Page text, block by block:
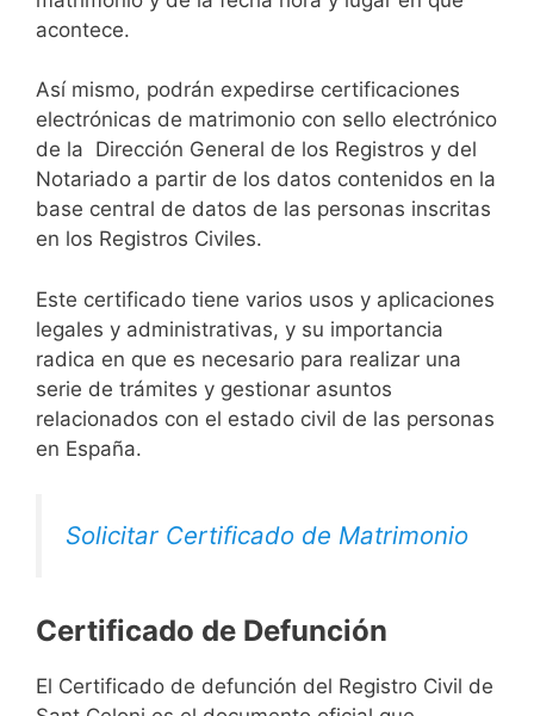
acontece.
Así mismo, podrán expedirse certificaciones
electrónicas de matrimonio con sello electrónico
de la Dirección General de los Registros y del
Notariado a partir de los datos contenidos en la
base central de datos de las personas inscritas
en los Registros Civiles.
Este certificado tiene varios usos y aplicaciones
legales y administrativas, y su importancia
radica en que es necesario para realizar una
serie de trámites y gestionar asuntos
relacionados con el estado civil de las personas
en España.
Solicitar Certificado de Matrimonio
Certificado de Defunción
El Certificado de defunción del Registro Civil de